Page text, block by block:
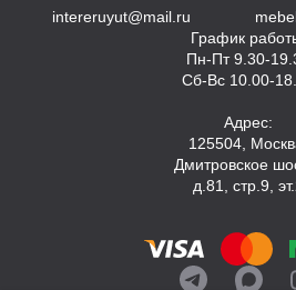
intereruyut@mail.ru
График
Пн-Пт 9.30-
Сб-Вс 10.00-
Адрес:
125504,
Дмитровское
д.81, стр.9,